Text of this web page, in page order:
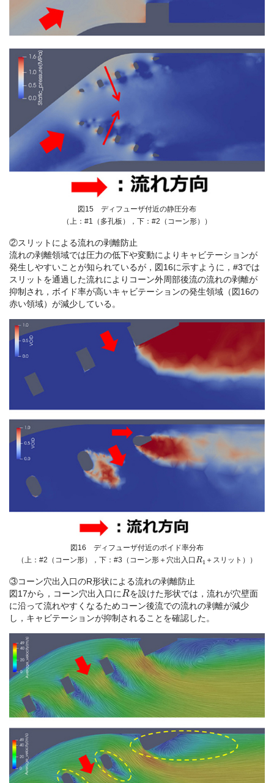
図15 ディフューザ付近の静圧分布
（上：#1（多孔板），下：#2（コーン形））
②スリットによる流れの剥離防止
流れの剥離領域では圧力の低下や変動によりキャビテーションが
発生しやすいことが知られているが，図16に示すように，#3では
スリットを通過した流れによりコーン外周部後流の流れの剥離が
抑制され，ボイド率が高いキャビテーションの発生領域（図16の
赤い領域）が減少している。
図16 ディフューザ付近のボイド率分布
（上：#2（コーン形），下：#3（コーン形＋穴出入口R1 ＋スリット））
③コーン穴出入口のR形状による流れの剥離防止
図17から，コーン穴出入口にRを設けた形状では，流れが穴壁面
に沿って流れやすくなるためコーン後流での流れの剥離が減少
し，キャビテーションが抑制されることを確認した。